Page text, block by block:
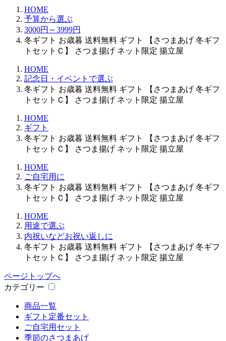
HOME
予算から選ぶ
3000円～3999円
冬ギフト お歳暮 送料無料 ギフト 【さつまあげ 冬ギフ
トセットＣ】 さつま揚げ ネット限定 揚立屋
HOME
記念日・イベントで選ぶ
冬ギフト お歳暮 送料無料 ギフト 【さつまあげ 冬ギフ
トセットＣ】 さつま揚げ ネット限定 揚立屋
HOME
ギフト
冬ギフト お歳暮 送料無料 ギフト 【さつまあげ 冬ギフ
トセットＣ】 さつま揚げ ネット限定 揚立屋
HOME
ご自宅用に
冬ギフト お歳暮 送料無料 ギフト 【さつまあげ 冬ギフ
トセットＣ】 さつま揚げ ネット限定 揚立屋
HOME
用途で選ぶ
内祝いなどお祝い返しに
冬ギフト お歳暮 送料無料 ギフト 【さつまあげ 冬ギフ
トセットＣ】 さつま揚げ ネット限定 揚立屋
ページトップへ
カテゴリー
商品一覧
ギフト定番セット
ご自宅用セット
季節のさつまあげ